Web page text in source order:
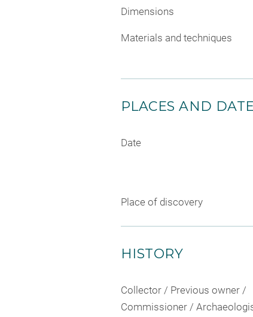
Dimensions
Materials and techniques
PLACES AND
Date
Place of discovery
HISTORY
Collector / Previous owner /
Commissioner /